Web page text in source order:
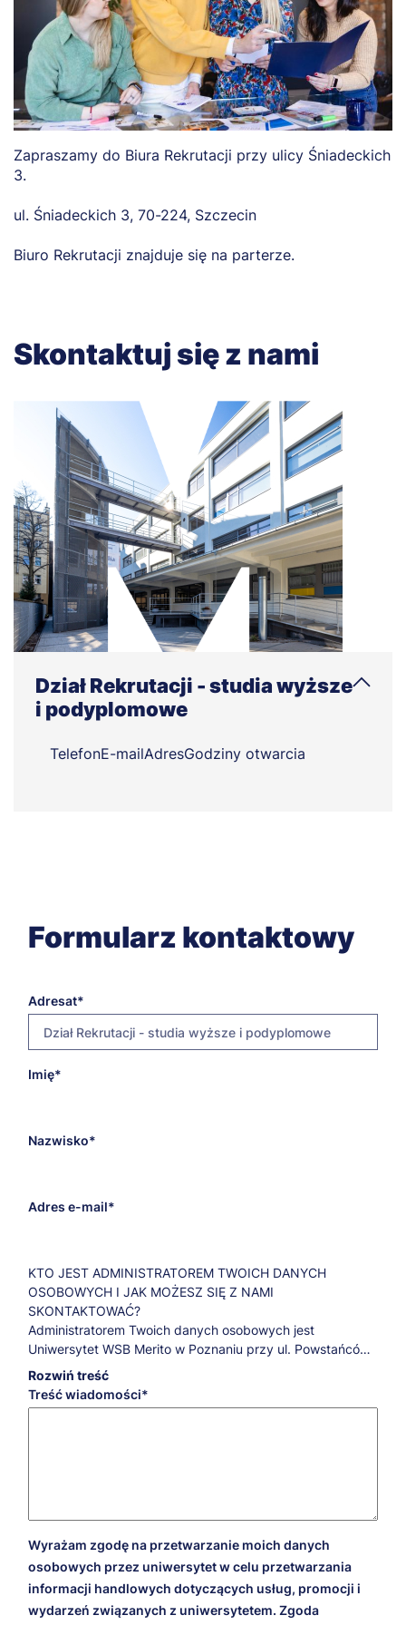
Zapraszamy do Biura Rekrutacji przy ulicy Śniadeckich
3.
ul. Śniadeckich 3, 70-224, Szczecin
Biuro Rekrutacji znajduje się na parterze.
Skontaktuj się z nami
Dział Rekrutacji - studia wyższe
i podyplomowe
TelefonE-mailAdresGodziny otwarcia
Formularz kontaktowy
Adresat
Dział Rekrutacji - studia wyższe i podyplomowe
E-
Imię
Nazwisko
Adres e-mail
KTO JEST ADMINISTRATOREM TWOICH DANYCH
OSOBOWYCH I JAK MOŻESZ SIĘ Z NAMI
SKONTAKTOWAĆ?
Administratorem Twoich danych osobowych jest
Uniwersytet WSB Merito w Poznaniu przy ul. Powstańców
Wielkopolskich 5.
Jeśli masz pytania dotyczące przetwarzania Twoich
danych osobowych oraz przysługujących Ci praw,
OSOBOWE?
Cele marketingowe
W celach marketingowych Twoje dane będziemy
przetwarzali na podstawie udzielonej przez Ciebie zgody
przez 5 lat liczonych od 1 stycznia roku następującego po
dacie wyrażenia zgody. Dzięki tej zgodzie będziemy mogli
Rozwiń treść
Treść wiadomości
Wyrażam zgodę na przetwarzanie moich danych
osobowych przez uniwersytet w celu przetwarzania
informacji handlowych dotyczących usług, promocji i
wydarzeń związanych z uniwersytetem. Zgoda